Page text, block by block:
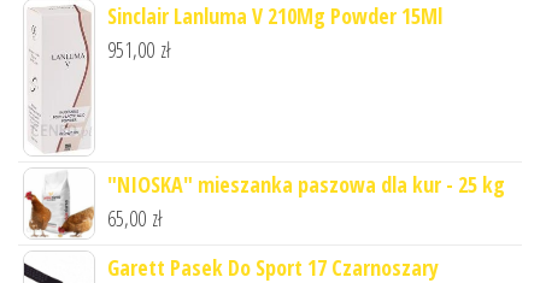
Sinclair Lanluma V 210Mg Powder 15Ml
951,00 zł
"NIOSKA" mieszanka paszowa dla kur - 25 kg
65,00 zł
Garett Pasek Do Sport 17 Czarnoszary